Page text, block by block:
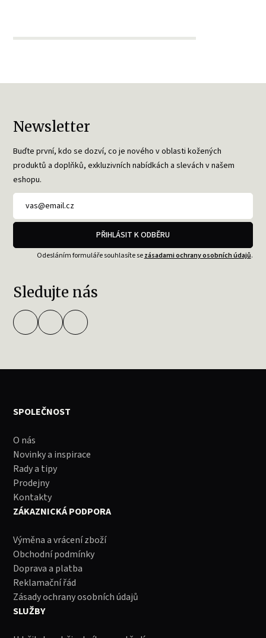
Newsletter
Buďte první, kdo se dozví, co je nového v oblasti kožených
produktů a doplňků, exkluzivních nabídkách a slevách v našem
eshopu.
PŘIHLÁSIT K ODBĚRU
Odesláním formuláře souhlasíte sezásadami ochrany osobních údajů.
Sledujte nás
SPOLEČNOST
O nás
Novinky a inspirace
Rady a tipy
Prodejny
Kontakty
ZÁKAZNICKÁ PODPORA
Výměna a vrácení zboží
Obchodní podmínky
Doprava a platba
Reklamační řád
Zásady ochrany osobních údajů
SLUŽBY